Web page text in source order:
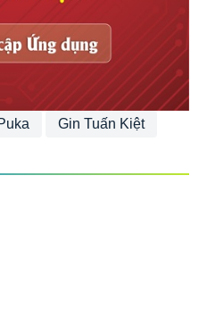
Gin Tuấn Kiệt